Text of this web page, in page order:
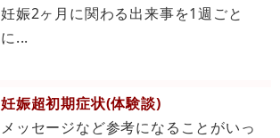
妊娠2ヶ月に関わる出来事を1週ごと
に...
妊娠超初期症状(体験談)
メッセージなど参考になることがいっ